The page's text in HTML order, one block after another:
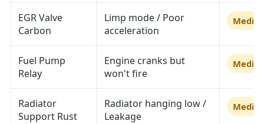
EGR Valve
Carbon
Limp mode / Poor
acceleration
Fuel Pump
Relay
Engine cranks but
won't fire
Radiator
Support Rust
Radiator hanging low /
Leakage